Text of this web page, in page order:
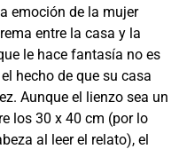
emoción de la mujer
entre la casa y la
le hace fantasía no es
hecho de que su casa
Aunque el lienzo sea un
los 30 x 40 cm (por lo
al leer el relato), el